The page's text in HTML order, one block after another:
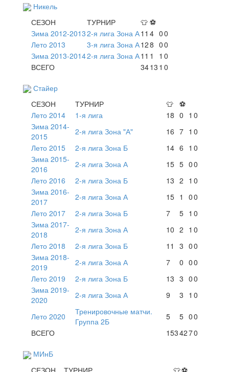
Никель
СЕЗОН
ТУРНИР 👕 ⚽
Зима 2012-20132-я лига Зона А11 4 00
Лето 2013
3-я лига Зона А128 00
Зима 2013-20142-я лига Зона А11 1 1 0
ВСЕГО
3413 1 0
Стайер
СЕЗОН
ТУРНИР 👕 ⚽
Лето 2014
1-я лига 18 0 1 0
Зима 2014-
2015
2-я лига Зона "А" 16 7 1 0
Лето 2015
2-я лига Зона Б 14 6 1 0
Зима 2015-
2016
2-я лига Зона А 15 5 00
Лето 2016
2-я лига Зона Б 13 2 1 0
Зима 2016-
2017
2-я лига Зона А 15 1 00
Лето 2017
2-я лига Зона Б 7 5 1 0
Зима 2017-
2018
2-я лига Зона А 10 2 1 0
Лето 2018
2-я лига Зона Б 11 3 00
Зима 2018-
2019
2-я лига Зона А 7 0 00
Лето 2019
2-я лига Зона Б 13 3 00
Зима 2019-
2020
2-я лига Зона А 9 3 1 0
Лето 2020
Тренировочные матчи.
Группа 2Б
5 5 00
ВСЕГО
1534270
МИнБ
СЕЗОН
ТУРНИР 👕⚽